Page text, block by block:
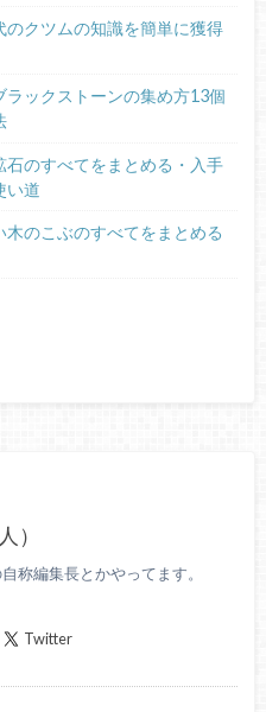
のクツムの知識を簡単に獲得
ラックストーンの集め方13個
石のすべてをまとめる・入手
い道
木のこぶのすべてをまとめる
）
称編集長とかやってます。
Twitter